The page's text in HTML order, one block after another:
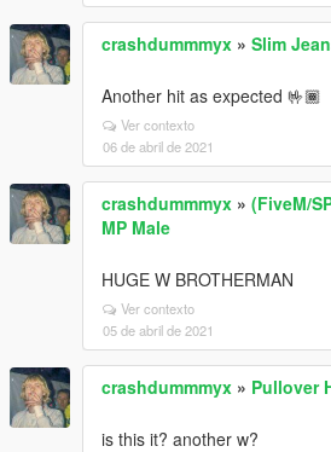
crashdummmyx » Slim
Another hit as expected 🤟🏾
Ver contexto
06 de abril de 2021
crashdummmyx » (FiveM/
MP Male
HUGE W BROTHERMAN
Ver contexto
05 de abril de 2021
crashdummmyx » Pullover
is this it? another w?